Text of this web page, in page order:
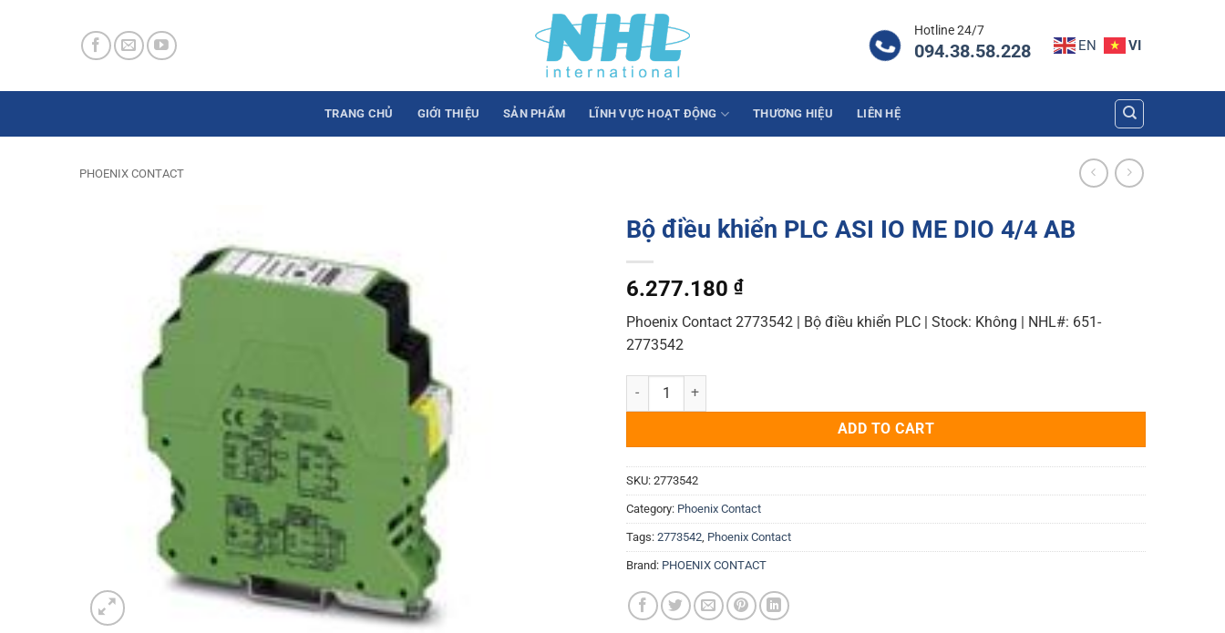
Hotline 24/7
094.38.58.228 EN VI
TRANG CHỦ GIỚI THIỆU SẢN PHẨM LĨNH VỰC HOẠT ĐỘNG THƯƠNG HIỆU LIÊN HỆ
PHOENIX CONTACT
Bộ điều khiển PLC ASI IO ME DIO 4/4 AB
6.277.180 ₫
Phoenix Contact 2773542 | Bộ điều khiển PLC | Stock: Không | NHL#: 651-
2773542
Bộ điều khiển PLC ASI IO ME DIO 4/4 AB quantity
ADD TO CART
SKU: 2773542
Category: Phoenix Contact
Tags: 2773542 Phoenix Contact
Brand: PHOENIX CONTACT